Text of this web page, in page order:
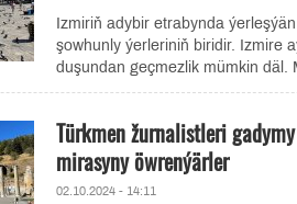
Izmiriň adybir etrabynda
şowhunly ýerleriniň biridir. Izmire
duşundan geçmezlik mümkin däl.
Türkmen žurnalistleri
mirasyny öwrenýärler
02.10.2024 - 14:11